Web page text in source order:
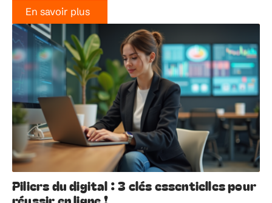
En savoir plus
Piliers du digital : 3 clés essentielles pour